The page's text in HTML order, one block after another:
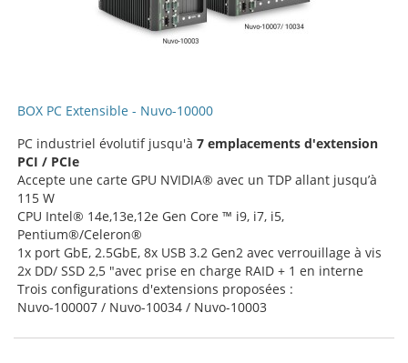
BOX PC Extensible - Nuvo-10000
PC industriel évolutif jusqu'à 7 emplacements d'extension
PCI / PCIe
Accepte une carte GPU NVIDIA® avec un TDP allant jusqu’à
115 W
CPU Intel® 14e,13e,12e Gen Core ™ i9, i7, i5,
Pentium®/Celeron®
1x port GbE, 2.5GbE, 8x USB 3.2 Gen2 avec verrouillage à vis
2x DD/ SSD 2,5 "avec prise en charge RAID + 1 en interne
Trois configurations d'extensions proposées :
Nuvo-100007 / Nuvo-10034 / Nuvo-10003